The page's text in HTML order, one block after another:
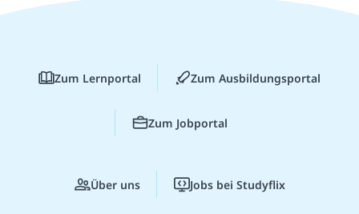
Zum Lernportal Zum Ausbildungsportal
Zum Jobportal
Über uns Jobs bei Studyflix